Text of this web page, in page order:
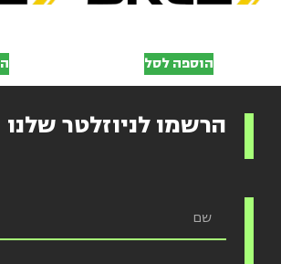
הוספה לסל
הרשמו לניוזלטר שלנו